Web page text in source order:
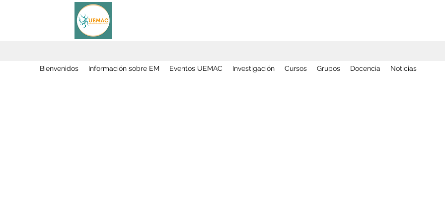
Bienvenidos Información sobre EM Eventos UEMAC Investigación Cursos Grupos Docencia Noticias